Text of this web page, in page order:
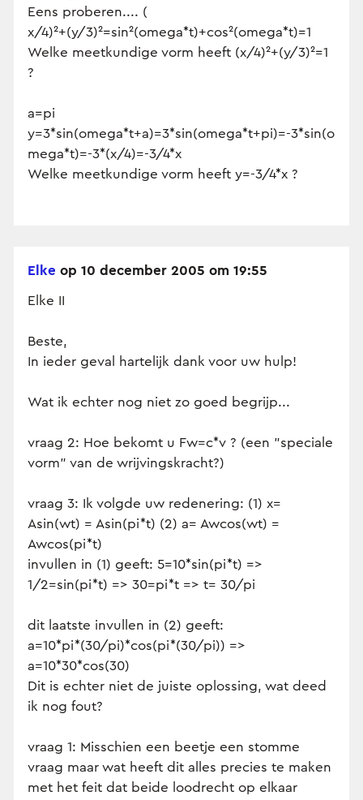
Eens proberen.... (
x/4)²+(y/3)²=sin²(omega*t)+cos²(omega*t)=1
Welke meetkundige vorm heeft (x/4)²+(y/3)²=1
?
a=pi
y=3*sin(omega*t+a)=3*sin(omega*t+pi)=-3*sin(o
mega*t)=-3*(x/4)=-3/4*x
Welke meetkundige vorm heeft y=-3/4*x ?
Elke op 10 december 2005 om 19:55
Elke II
Beste,
In ieder geval hartelijk dank voor uw hulp!
Wat ik echter nog niet zo goed begrijp...
vraag 2: Hoe bekomt u Fw=c*v ? (een "speciale
vorm" van de wrijvingskracht?)
vraag 3: Ik volgde uw redenering: (1) x=
Asin(wt) = Asin(pi*t) (2) a= Awcos(wt) =
Awcos(pi*t)
invullen in (1) geeft: 5=10*sin(pi*t) =>
1/2=sin(pi*t) => 30=pi*t => t= 30/pi
dit laatste invullen in (2) geeft:
a=10*pi*(30/pi)*cos(pi*(30/pi)) =>
a=10*30*cos(30)
Dit is echter niet de juiste oplossing, wat deed
ik nog fout?
vraag 1: Misschien een beetje een stomme
vraag maar wat heeft dit alles precies te maken
met het feit dat beide loodrecht op elkaar